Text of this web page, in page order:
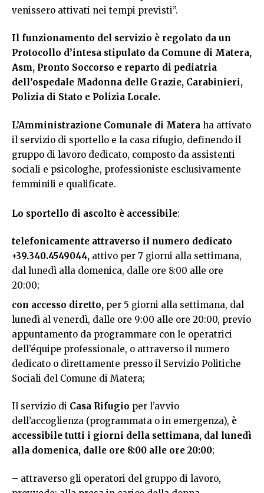
venissero attivati nei tempi previsti”.
Il funzionamento del servizio è regolato da un
Protocollo d’intesa stipulato da Comune di Matera,
Asm, Pronto Soccorso e reparto di pediatria
dell’ospedale Madonna delle Grazie, Carabinieri,
Polizia di Stato e Polizia Locale.
L’Amministrazione Comunale di Matera ha attivato
il servizio di sportello e la casa rifugio, definendo il
gruppo di lavoro dedicato, composto da assistenti
sociali e psicologhe, professioniste esclusivamente
femminili e qualificate.
Lo sportello di ascolto è accessibile:
telefonicamente attraverso il numero dedicato
+39.340.4549044, attivo per 7 giorni alla settimana,
dal lunedì alla domenica, dalle ore 8:00 alle ore
20:00;
con accesso diretto, per 5 giorni alla settimana, dal
lunedì al venerdì, dalle ore 9:00 alle ore 20:00, previo
appuntamento da programmare con le operatrici
dell’équipe professionale, o attraverso il numero
dedicato o direttamente presso il Servizio Politiche
Sociali del Comune di Matera;
Il servizio di Casa Rifugio per l’avvio
dell’accoglienza (programmata o in emergenza), è
accessibile tutti i giorni della settimana, dal lunedì
alla domenica, dalle ore 8:00 alle ore 20:00;
– attraverso gli operatori del gruppo di lavoro,